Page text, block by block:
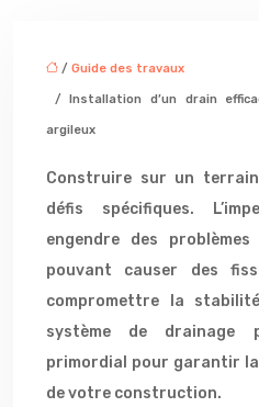
/ Guide des travaux
/ Installation d’un drain
argileux
Construire sur un
défis spécifiques.
engendre des
pouvant causer des
compromettre la
système de drainage
primordial pour garantir
de votre construction.